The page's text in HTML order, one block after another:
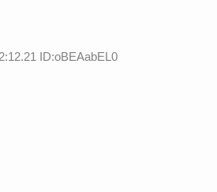
ID:oBEAabEL0